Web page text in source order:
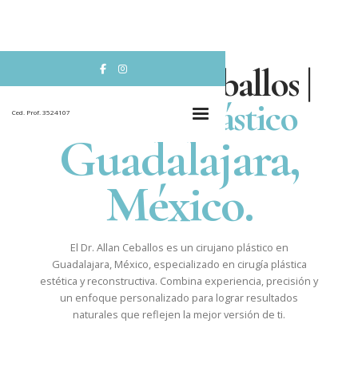
 
Ced. Prof. 3524107
Dr. Allan Ceballos |
Cirujano Plástico
Guadalajara,
México.
El Dr. Allan Ceballos es un cirujano plástico en
Guadalajara, México, especializado en cirugía plástica
estética y reconstructiva. Combina experiencia, precisión y
un enfoque personalizado para lograr resultados
naturales que reflejen la mejor versión de ti.